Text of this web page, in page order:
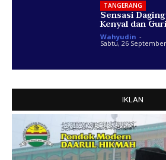
TANGERANG
Sensasi
Kenyal dan
Wahyudin -
Sabtu, 26
IKLAN